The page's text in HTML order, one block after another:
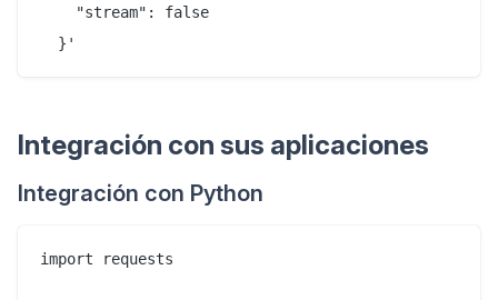
    "stream": false
Integración con sus aplicaciones
Integración con Python
import requests